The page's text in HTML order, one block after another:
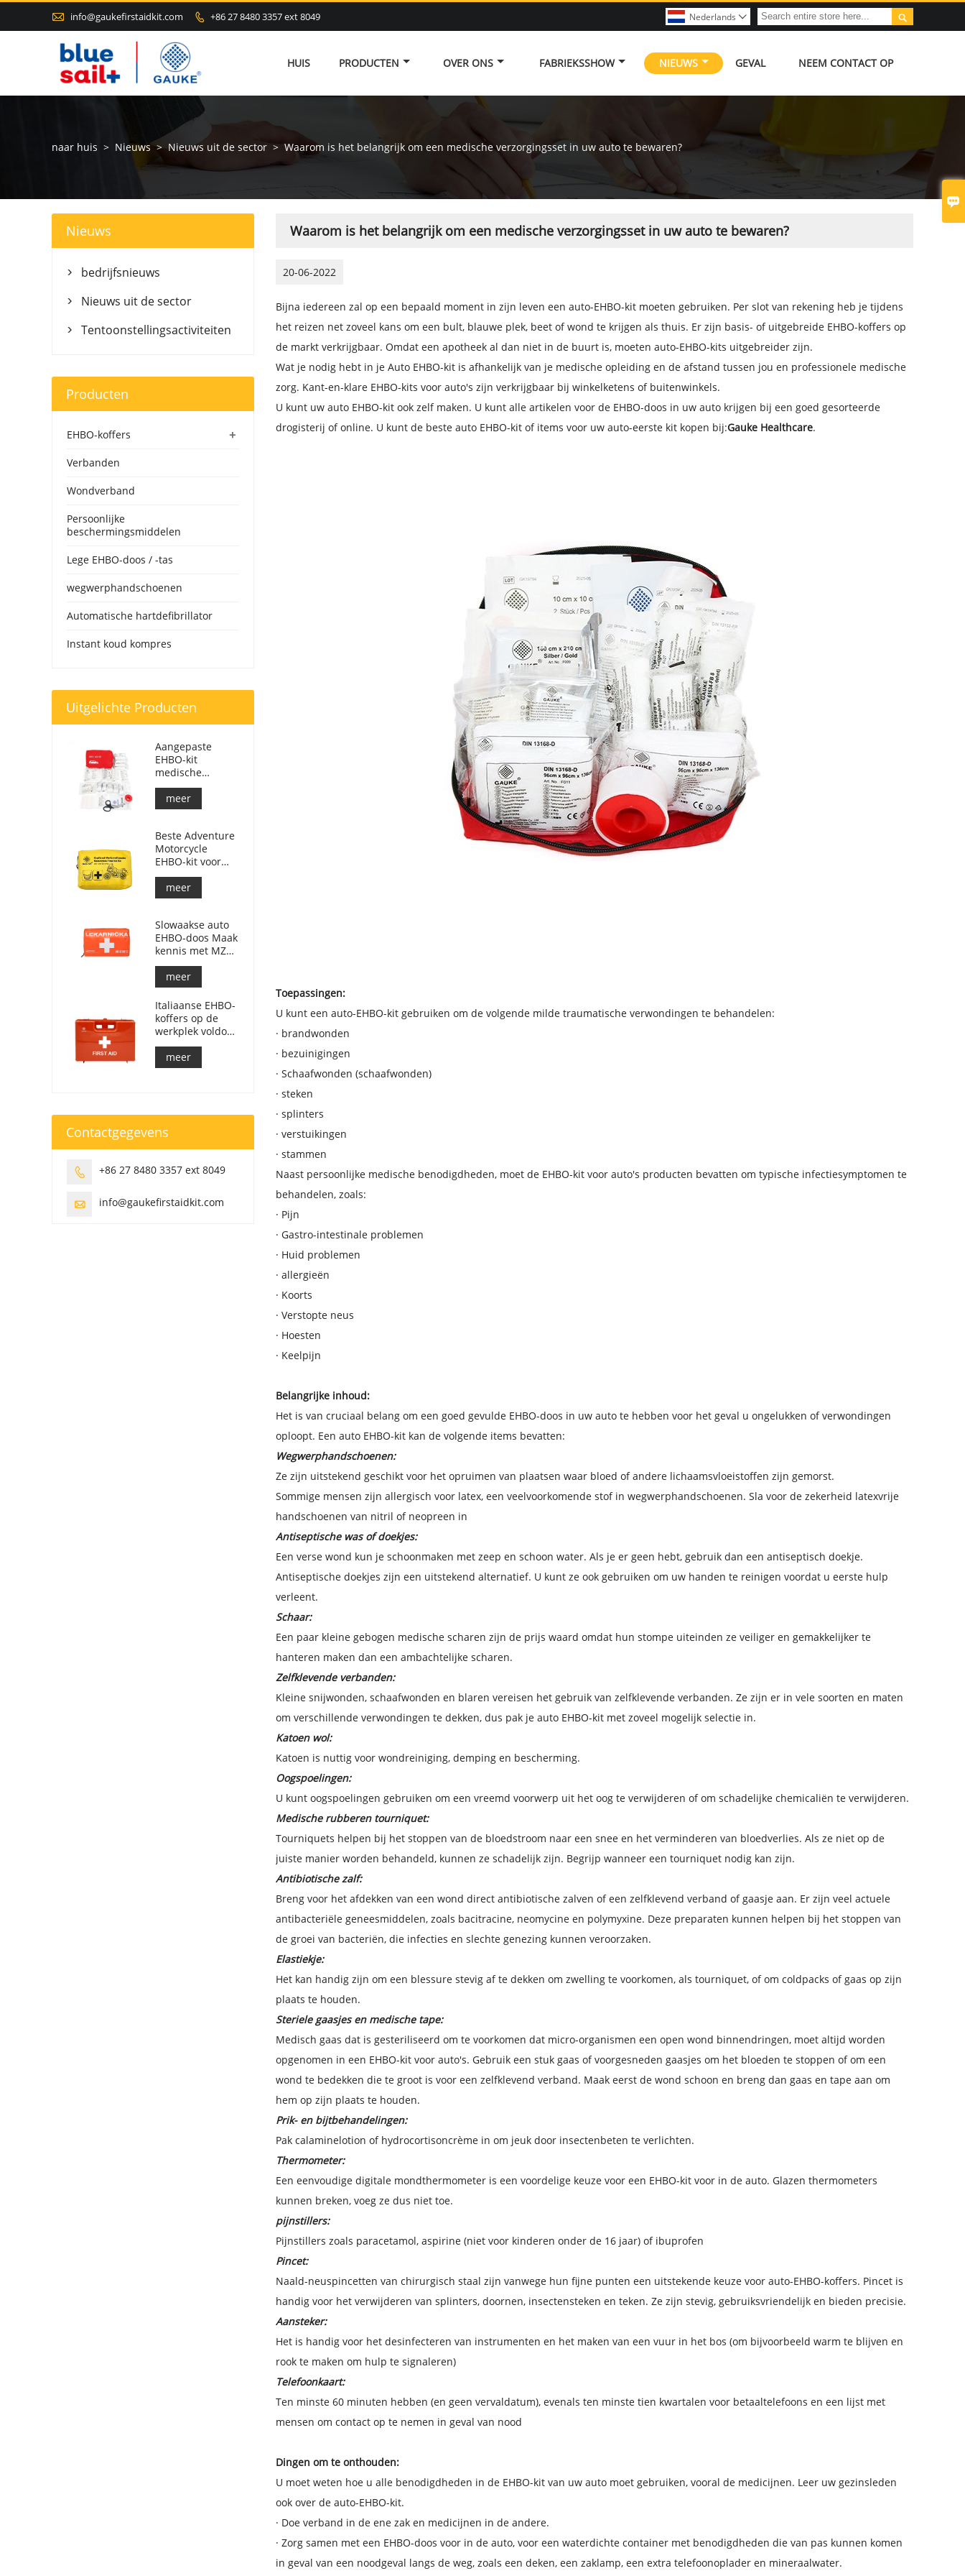

 info@gaukefirstaidkit.com  +86 27 8480 3357 ext 8049 
Nederlands 
HUIS PRODUCTEN OVER ONS FABRIEKSSHOW NIEUWS GEVAL NEEM CONTACT OP
naar huis > Nieuws > Nieuws uit de sector > Waarom is het belangrijk om een ​​medische verzorgingsset in uw auto te bewaren?
Waarom is het belangrijk om een ​​medische verzorgingsset in uw auto te bewaren?
20-06-2022
Bijna iedereen zal op een bepaald moment in zijn leven een auto-EHBO-kit moeten gebruiken. Per slot van rekening heb je tijdens
het reizen net zoveel kans om een ​​bult, blauwe plek, beet of wond te krijgen als thuis. Er zijn basis- of uitgebreide EHBO-koffers op
de markt verkrijgbaar. Omdat een apotheek al dan niet in de buurt is, moeten auto-EHBO-kits uitgebreider zijn.
Wat je nodig hebt in je Auto EHBO-kit is afhankelijk van je medische opleiding en de afstand tussen jou en professionele medische
zorg. Kant-en-klare EHBO-kits voor auto's zijn verkrijgbaar bij winkelketens of buitenwinkels.
U kunt uw auto EHBO-kit ook zelf maken. U kunt alle artikelen voor de EHBO-doos in uw auto krijgen bij een goed gesorteerde
drogisterij of online. U kunt de beste auto EHBO-kit of items voor uw auto-eerste kit kopen bij:Gauke Healthcare.
Toepassingen:
U kunt een auto-EHBO-kit gebruiken om de volgende milde traumatische verwondingen te behandelen:
· brandwonden
· bezuinigingen
· Schaafwonden (schaafwonden)
· steken
· splinters
· verstuikingen
· stammen
Naast persoonlijke medische benodigdheden, moet de EHBO-kit voor auto's producten bevatten om typische infectiesymptomen te
behandelen, zoals:
· Pijn
· Gastro-intestinale problemen
· Huid problemen
· allergieën
· Koorts
· Verstopte neus
· Hoesten
· Keelpijn
Belangrijke inhoud:
Het is van cruciaal belang om een ​​goed gevulde EHBO-doos in uw auto te hebben voor het geval u ongelukken of verwondingen
oploopt. Een auto EHBO-kit kan de volgende items bevatten:
Wegwerphandschoenen:
Ze zijn uitstekend geschikt voor het opruimen van plaatsen waar bloed of andere lichaamsvloeistoffen zijn gemorst.
Sommige mensen zijn allergisch voor latex, een veelvoorkomende stof in wegwerphandschoenen. Sla voor de zekerheid latexvrije
handschoenen van nitril of neopreen in
Antiseptische was of doekjes:
Een verse wond kun je schoonmaken met zeep en schoon water. Als je er geen hebt, gebruik dan een antiseptisch doekje.
Antiseptische doekjes zijn een uitstekend alternatief. U kunt ze ook gebruiken om uw handen te reinigen voordat u eerste hulp
verleent.
Schaar:
Een paar kleine gebogen medische scharen zijn de prijs waard omdat hun stompe uiteinden ze veiliger en gemakkelijker te
hanteren maken dan een ambachtelijke scharen.
Zelfklevende verbanden:
Kleine snijwonden, schaafwonden en blaren vereisen het gebruik van zelfklevende verbanden. Ze zijn er in vele soorten en maten
om verschillende verwondingen te dekken, dus pak je auto EHBO-kit met zoveel mogelijk selectie in.
Katoen wol:
Katoen is nuttig voor wondreiniging, demping en bescherming.
Oogspoelingen:
U kunt oogspoelingen gebruiken om een ​​vreemd voorwerp uit het oog te verwijderen of om schadelijke chemicaliën te verwijderen.
Medische rubberen tourniquet:
Tourniquets helpen bij het stoppen van de bloedstroom naar een snee en het verminderen van bloedverlies. Als ze niet op de
juiste manier worden behandeld, kunnen ze schadelijk zijn. Begrijp wanneer een tourniquet nodig kan zijn.
Antibiotische zalf:
Breng voor het afdekken van een wond direct antibiotische zalven of een zelfklevend verband of gaasje aan. Er zijn veel actuele
antibacteriële geneesmiddelen, zoals bacitracine, neomycine en polymyxine. Deze preparaten kunnen helpen bij het stoppen van
de groei van bacteriën, die infecties en slechte genezing kunnen veroorzaken.
Elastiekje:
Het kan handig zijn om een ​​blessure stevig af te dekken om zwelling te voorkomen, als tourniquet, of om coldpacks of gaas op zijn
plaats te houden.
Steriele gaasjes en medische tape:
Medisch gaas dat is gesteriliseerd om te voorkomen dat micro-organismen een open wond binnendringen, moet altijd worden
opgenomen in een EHBO-kit voor auto's. Gebruik een stuk gaas of voorgesneden gaasjes om het bloeden te stoppen of om een ​​
wond te bedekken die te groot is voor een zelfklevend verband. Maak eerst de wond schoon en breng dan gaas en tape aan om
hem op zijn plaats te houden.
Prik- en bijtbehandelingen:
Pak calaminelotion of hydrocortisoncrème in om jeuk door insectenbeten te verlichten.
Thermometer:
Een eenvoudige digitale mondthermometer is een voordelige keuze voor een EHBO-kit voor in de auto. Glazen thermometers
kunnen breken, voeg ze dus niet toe.
pijnstillers:
Pijnstillers zoals paracetamol, aspirine (niet voor kinderen onder de 16 jaar) of ibuprofen
Pincet:
Naald-neuspincetten van chirurgisch staal zijn vanwege hun fijne punten een uitstekende keuze voor auto-EHBO-koffers. Pincet is
handig voor het verwijderen van splinters, doornen, insectensteken en teken. Ze zijn stevig, gebruiksvriendelijk en bieden precisie.
Aansteker:
Het is handig voor het desinfecteren van instrumenten en het maken van een vuur in het bos (om bijvoorbeeld warm te blijven en
rook te maken om hulp te signaleren)
Telefoonkaart:
Ten minste 60 minuten hebben (en geen vervaldatum), evenals ten minste tien kwartalen voor betaaltelefoons en een lijst met
mensen om contact op te nemen in geval van nood
Dingen om te onthouden:
U moet weten hoe u alle benodigdheden in de EHBO-kit van uw auto moet gebruiken, vooral de medicijnen. Leer uw gezinsleden
ook over de auto-EHBO-kit.
· Doe verband in de ene zak en medicijnen in de andere.
· Zorg samen met een EHBO-doos voor in de auto, voor een waterdichte container met benodigdheden die van pas kunnen komen
in geval van een noodgeval langs de weg, zoals een deken, een zaklamp, een extra telefoonoplader en mineraalwater.
Nieuws
 bedrijfsnieuws
 Nieuws uit de sector
 Tentoonstellingsactiviteiten
Producten
+
EHBO-koffers
Verbanden
Wondverband
Persoonlijke
beschermingsmiddelen
Lege EHBO-doos / -tas
wegwerphandschoenen
Automatische hartdefibrillator
Instant koud kompres
Uitgelichte Producten
Aangepaste
EHBO-kit
medische
respondertas
voor auto
meer
Beste Adventure
Motorcycle
EHBO-kit voor
motorrijders
meer
Slowaakse auto
EHBO-doos Maak
kennis met MZ
SR č.143/2009
meer
Italiaanse EHBO-
koffers op de
werkplek voldoen
aan DM 388 van
15/07/2003
meer
Contactgegevens
 +86 27 8480 3357 ext 8049
 info@gaukefirstaidkit.com